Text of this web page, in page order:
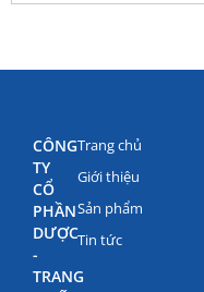
CÔNG
TY
CỔ
PHẦN
DƯỢC
-
TRANG
Trang chủ
Giới thiệu
Sản phẩm
Tin tức